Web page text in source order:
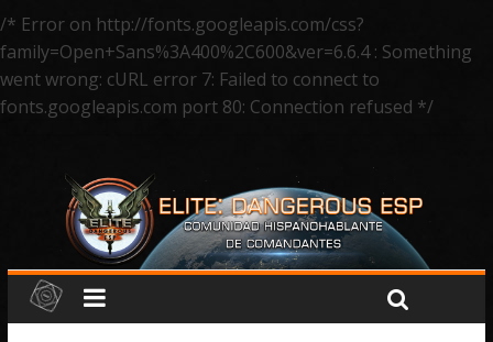
/* Error on http://fonts.googleapis.com/css?
family=Open+Sans%3A400%2C600&ver=6.6.4 : Something
went wrong: cURL error 7: Failed to connect to
fonts.googleapis.com port 80: Connection refused */